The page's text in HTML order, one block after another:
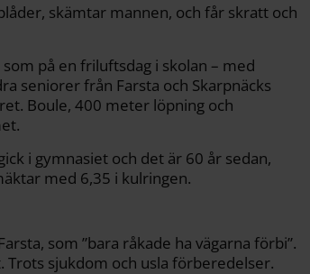
skämtar mannen, och får skratt och
på en friluftsdag i skolan – med
seniorer från Farsta och Skarpnäcks
Boule, 400 meter löpning och
i gymnasiet och det är 60 år sedan,
med 6,35 i kulringen.
som ”bara råkade ha vägarna förbi”.
sjukdom och usla förberedelser.